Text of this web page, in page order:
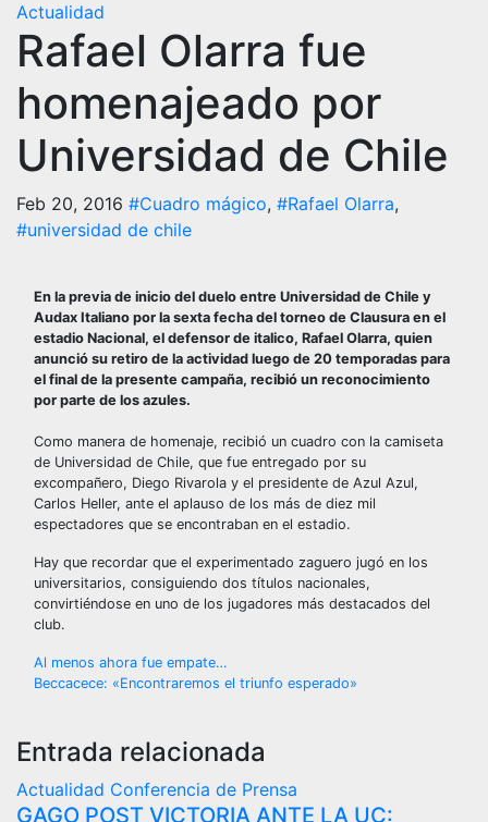
Actualidad
Rafael Olarra fue
homenajeado por
Universidad de Chile
Feb 20, 2016 #Cuadro mágico, #Rafael Olarra,
#universidad de chile
En la previa de inicio del duelo entre Universidad de Chile y
Audax Italiano por la sexta fecha del torneo de Clausura en el
estadio Nacional, el defensor de italico, Rafael Olarra, quien
anunció su retiro de la actividad luego de 20 temporadas para
el final de la presente campaña, recibió un reconocimiento
por parte de los azules.
Como manera de homenaje, recibió un cuadro con la camiseta
de Universidad de Chile, que fue entregado por su
excompañero, Diego Rivarola y el presidente de Azul Azul,
Carlos Heller, ante el aplauso de los más de diez mil
espectadores que se encontraban en el estadio.
Hay que recordar que el experimentado zaguero jugó en los
universitarios, consiguiendo dos títulos nacionales,
convirtiéndose en uno de los jugadores más destacados del
club.
Navegación
entradas
Al menos ahora fue empate…
Beccacece: «Encontraremos el triunfo esperado»
Entrada relacionada
Actualidad Conferencia de Prensa
GAGO POST VICTORIA ANTE LA UC: